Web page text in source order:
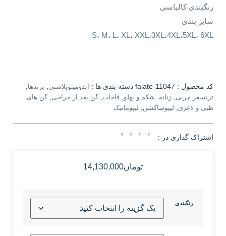
رنگبندی کالباسی
سایز بندی
S، M، L، XL، XXL،3XL،4XL،5XL، 6XL
کد محصول : fajate-11047 دسته بندی ها : آبدومینوپلاستی برندها
ترنسفر چربی زنانه شکم و پهلو فاجات ,گن بعد از جراحی ,گن های
طبی و لاغری
لیپوساکشن لیپوماتیک
اشتراک گذاری در :
تومان14,130,000
رنگبندی